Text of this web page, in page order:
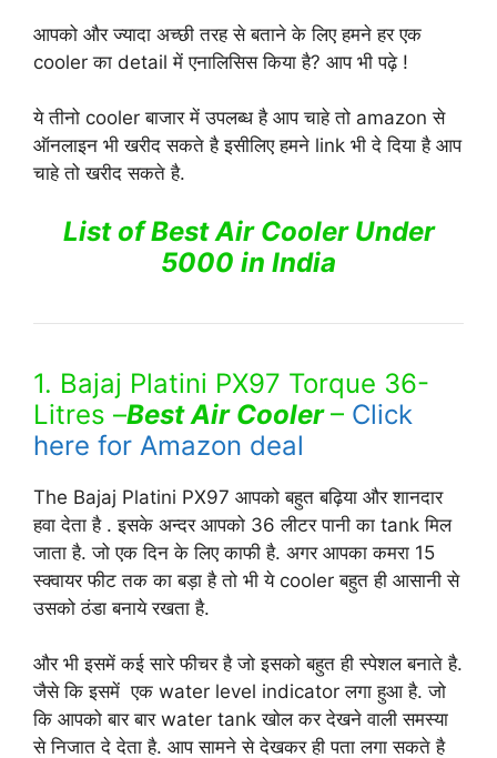
आपको और ज्यादा अच्छी तरह से बताने के लिए हमने हर एक
cooler का detail में एनालिसिस किया है? आप भी पढ़े !
ये तीनो cooler बाजार में उपलब्ध है आप चाहे तो amazon से
ऑनलाइन भी खरीद सकते है इसीलिए हमने link भी दे दिया है आप
चाहे तो खरीद सकते है.
List of Best Air Cooler Under
5000 in India
1. Bajaj Platini PX97 Torque 36-
Litres –Best Air Cooler– Click
here for Amazon deal
The Bajaj Platini PX97 आपको बहुत बढ़िया और शानदार
हवा देता है . इसके अन्दर आपको 36 लीटर पानी का tank मिल
जाता है. जो एक दिन के लिए काफी है. अगर आपका कमरा 15
स्क्वायर फीट तक का बड़ा है तो भी ये cooler बहुत ही आसानी से
उसको ठंडा बनाये रखता है.
और भी इसमें कई सारे फीचर है जो इसको बहुत ही स्पेशल बनाते है.
जैसे कि इसमें एक water level indicator लगा हुआ है. जो
कि आपको बार बार water tank खोल कर देखने वाली समस्या
से निजात दे देता है. आप सामने से देखकर ही पता लगा सकते है